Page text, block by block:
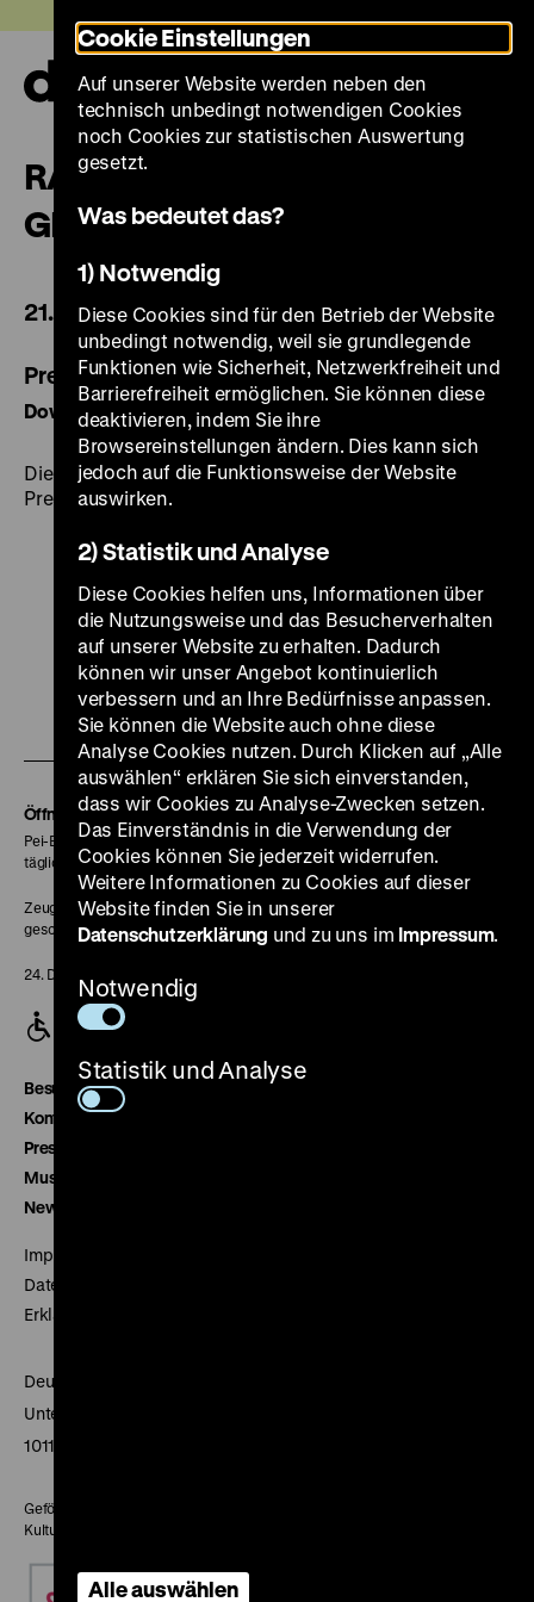
zum
Seiteninhalt
springen
RAF – TERRORISTISCHE
GEWALT
21. November 2014 bis 26. April 2015
Pressebildliste zur Übersicht
Download (PDF)
Die Pressebilder finden Sie zum Download im
Pressebereich.
Zu
unserer
Instagram
Seite
Zu
unserer
YouTube
Seite
Zu
unserer
Facebook
Seite
Zu
unserer
LinkedIn
Seite
Seite
Zu
unserer
Soundcloud
Seite
Öffnungszeiten
Pei-Bau:
täglich 10-18 Uhr
Zeughaus:
geschlossen
24. Dezember geschlossen
Besucherservice
Kontakt
Presse
Museumsverein
Newsletter
Impressum
Datenschutz
Erklärung digitale Barrierefreiheit
Deutsches Historisches Museum
Unter den Linden 2
10117 Berlin
Gefördert mit Mitteln des Beauftragten der Bundesregierung für
Kultur und Medien
Cookie Einstellungen
Auf unserer Website werden neben den
technisch unbedingt notwendigen Cookies
noch Cookies zur statistischen Auswertung
gesetzt.
Was bedeutet das?
1) Notwendig
Diese Cookies sind für den Betrieb der Website
unbedingt notwendig, weil sie grundlegende
Funktionen wie Sicherheit, Netzwerkfreiheit und
Barrierefreiheit ermöglichen. Sie können diese
deaktivieren, indem Sie ihre
Browsereinstellungen ändern. Dies kann sich
jedoch auf die Funktionsweise der Website
auswirken.
2) Statistik und Analyse
Diese Cookies helfen uns, Informationen über
die Nutzungsweise und das Besucherverhalten
auf unserer Website zu erhalten. Dadurch
können wir unser Angebot kontinuierlich
verbessern und an Ihre Bedürfnisse anpassen.
Sie können die Website auch ohne diese
Analyse Cookies nutzen. Durch Klicken auf „Alle
auswählen“ erklären Sie sich einverstanden,
dass wir Cookies zu Analyse-Zwecken setzen.
Das Einverständnis in die Verwendung der
Cookies können Sie jederzeit widerrufen.
Weitere Informationen zu Cookies auf dieser
Website finden Sie in unserer
Datenschutzerklärung und zu uns im Impressum.
Notwendig
Statistik und Analyse
Alle auswählen